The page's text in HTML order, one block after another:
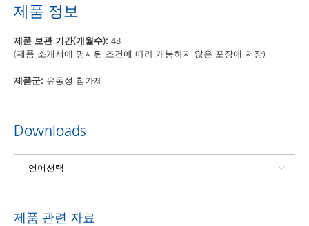
제품 정보
제품 보관 기간(개월수): 48
(제품 소개서에 명시된 조건에 따라 개봉하지 않은 포장에 저장)
제품군: 유동성 첨가제
Downloads
제품 관련 자료